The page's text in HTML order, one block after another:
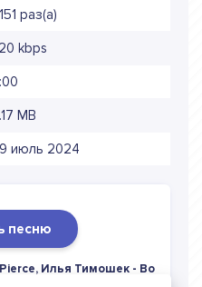
раз(а)
kbps
MB
июль 2024
песню
Илья Тимошек - Во